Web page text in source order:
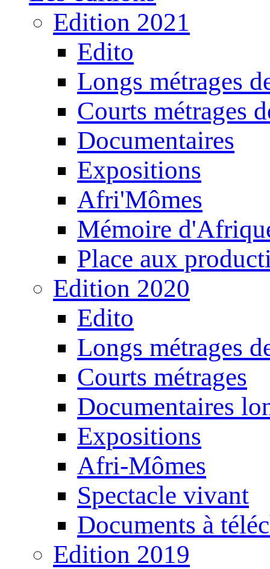
Edition 2021
Edito
Longs métrages
Courts métrages
Documentaires
Expositions
Afri'Mômes
Mémoire
Place aux
Edition 2020
Edito
Longs métrages
Courts métrages
Documentaires
Expositions
Afri-Mômes
Spectacle vivant
Documents à
Edition 2019